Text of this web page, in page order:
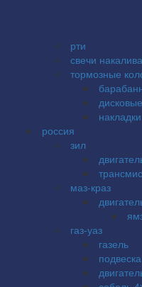
рти
свечи
тормозные
дисковые
накладки
россия
зил
маз-краз
газ-уаз
газель
подвеска